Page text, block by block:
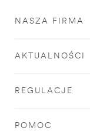
NASZA FIRMA
AKTUALNOŚCI
REGULACJE
POMOC